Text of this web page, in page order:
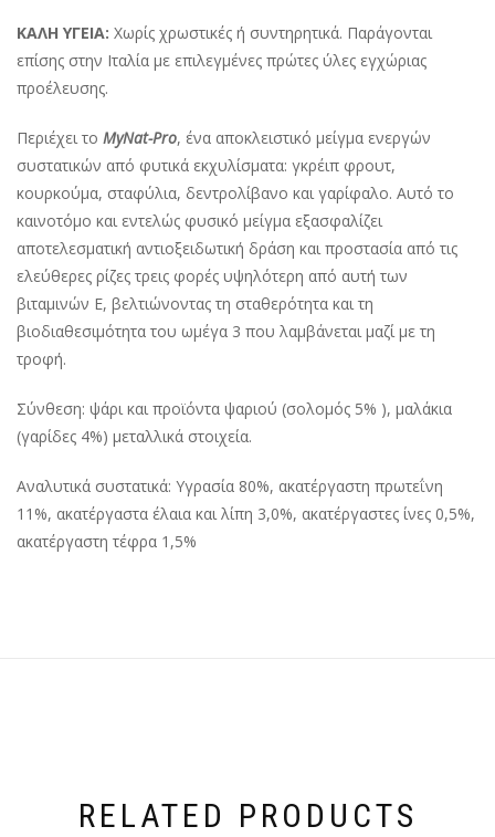
ΚΑΛΗ ΥΓΕΙΑ: Χωρίς χρωστικές ή συντηρητικά. Παράγονται
επίσης στην Ιταλία με επιλεγμένες πρώτες ύλες εγχώριας
προέλευσης.
Περιέχει το MyNat-Pro, ένα αποκλειστικό μείγμα ενεργών
συστατικών από φυτικά εκχυλίσματα: γκρέιπ φρουτ,
κουρκούμα, σταφύλια, δεντρολίβανο και γαρίφαλο. Αυτό το
καινοτόμο και εντελώς φυσικό μείγμα εξασφαλίζει
αποτελεσματική αντιοξειδωτική δράση και προστασία από τις
ελεύθερες ρίζες τρεις φορές υψηλότερη από αυτή των
βιταμινών Ε, βελτιώνοντας τη σταθερότητα και τη
βιοδιαθεσιμότητα του ωμέγα 3 που λαμβάνεται μαζί με τη
τροφή.
Σύνθεση: ψάρι και προϊόντα ψαριού (σολομός 5% ), μαλάκια
(γαρίδες 4%) μεταλλικά στοιχεία.
Αναλυτικά συστατικά: Υγρασία 80%, ακατέργαστη πρωτεΐνη
11%, ακατέργαστα έλαια και λίπη 3,0%, ακατέργαστες ίνες 0,5%,
ακατέργαστη τέφρα 1,5%
RELATED PRODUCTS